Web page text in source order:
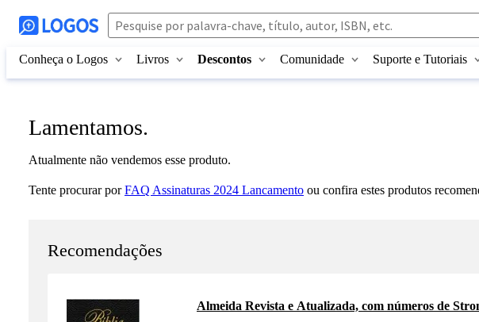
Conheça o Logos Livros Descontos Comunidade Suporte e Tutoriais
Lamentamos.
Atualmente não vendemos esse produto.
Tente procurar porFAQ Assinaturas 2024 Lancamento ou confira estes produtos
Recomendações
Almeida Revista e Atualizada, com números de